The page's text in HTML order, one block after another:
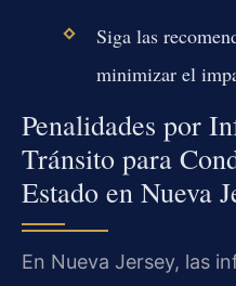
Siga las
minimizar el
Penalidades por
Tránsito para
Estado en Nueva
En Nueva Jersey, las